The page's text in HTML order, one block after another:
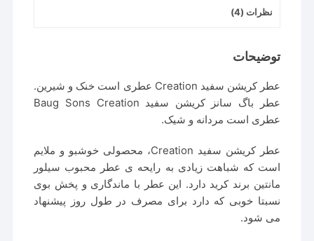
نظرات (4)
توضیحات
عطر کریشن سفید Creation عطری است خنک و شیرین.
عطر باگ سانز کریشن سفید Baug Sons Creation
عطری است مردانه و شیک.
عطر کریشن سفید Creation، محصولی خوشبو و ملایم
است که شباهت زیادی به رایحه ی عطر محبوب سیلور
مانتین برند کرید دارد. این عطر با ماندگاری و پخش بوی
نسبتا خوبی که دارد برای مصرف در طول روز پیشنهاد
می شود.